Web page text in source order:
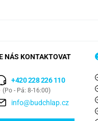
NÁS KONTAKTOVAT
+420 228 226 110
(Po - Pá: 8-16:00)
info@budchlap.cz